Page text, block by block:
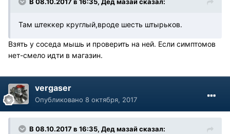
В 08.10.2017 в 16:35, Дед мазай сказал:
Там штеккер круглый,вроде шесть штырьков.
Взять у соседа мышь и проверить на ней. Если симптомов
нет-смело идти в магазин.
vergaser
Опубликовано 8 октября, 2017
В 08.10.2017 в 16:35, Дед мазай сказал: